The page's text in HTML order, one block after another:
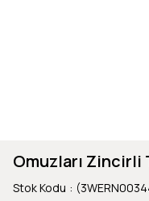
Omuzları Zincirli
Stok Kodu